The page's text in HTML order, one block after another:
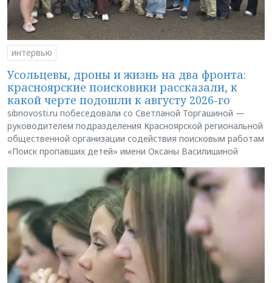
интервью
Усольцевы, дроны и жизнь на два фронта:
красноярские поисковики рассказали, к
какой черте подошли к августу 2026-го
sibnovosti.ru побеседовали со Светланой Торгашиной —
руководителем подразделения Красноярской региональной
общественной организации содействия поисковым работам
«Поиск пропавших детей» имени Оксаны Василишиной